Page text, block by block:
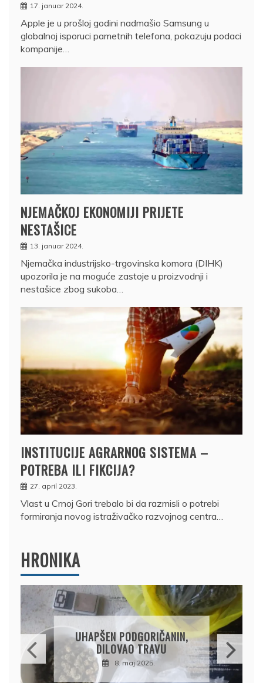
17. januar 2024.
Apple je u prošloj godini nadmašio Samsung u
globalnoj isporuci pametnih telefona, pokazuju podaci
kompanije…
NJEMAČKOJ EKONOMIJI PRIJETE
NESTAŠICE
13. januar 2024.
Njemačka industrijsko-trgovinska komora (DIHK)
upozorila je na moguće zastoje u proizvodnji i
nestašice zbog sukoba…
INSTITUCIJE AGRARNOG SISTEMA –
POTREBA ILI FIKCIJA?
27. april 2023.
Vlast u Crnoj Gori trebalo bi da razmisli o potrebi
formiranja novog istraživačko razvojnog centra…
HRONIKA
DRŽAVLJANIN RUSIJE
OSUMNJIČEN DA JE
PRODAO TUĐI BMW,
DRŽAVU NAPUSTIO
BRODOM
12. februar 2025.